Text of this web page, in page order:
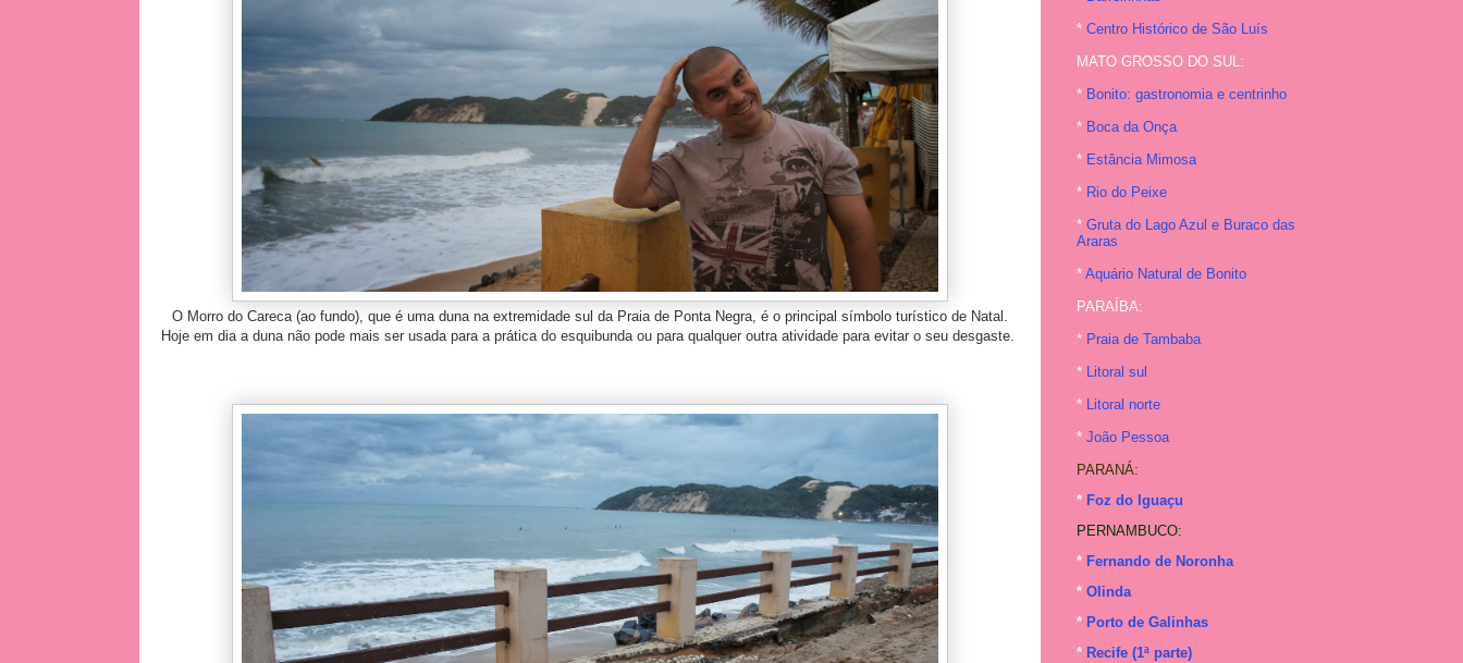
O Morro do Careca (ao fundo), que é uma duna na extremidade sul da Praia de Ponta Negra, é o principal símbolo turístico de Natal.
Hoje em dia a duna não pode mais ser usada para a prática do esquibunda ou para qualquer outra atividade para evitar o seu desgaste.
* Centro Histórico de São Luís
MATO GROSSO DO SUL:
* Bonito: gastronomia e centrinho
* Boca da Onça
* Estância Mimosa
* Rio do Peixe
* Gruta do Lago Azul e Buraco das
Araras
* Aquário Natural de Bonito
PARAÍBA:
* Praia de Tambaba
* Litoral sul
* Litoral norte
* João Pessoa
PARANÁ:
* Foz do Iguaçu
PERNAMBUCO:
* Fernando de Noronha
* Olinda
* Porto de Galinhas
* Recife (1ª parte)